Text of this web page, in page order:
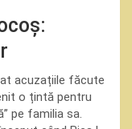
acuzațiile făcute
o țintă pentru
pe familia sa.